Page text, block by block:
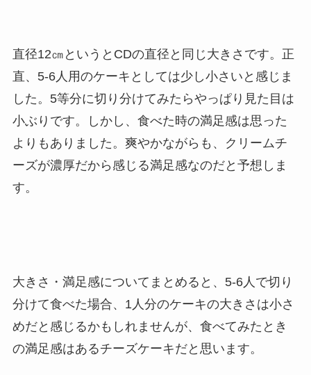
直径12㎝というとCDの直径と同じ大きさです。正
直、5-6人用のケーキとしては少し小さいと感じま
した。5等分に切り分けてみたらやっぱり見た目は
小ぶりです。しかし、食べた時の満足感は思った
よりもありました。爽やかながらも、クリームチ
ーズが濃厚だから感じる満足感なのだと予想しま
す。
大きさ・満足感についてまとめると、5-6人で切り
分けて食べた場合、1人分のケーキの大きさは小さ
めだと感じるかもしれませんが、食べてみたとき
の満足感はあるチーズケーキだと思います。